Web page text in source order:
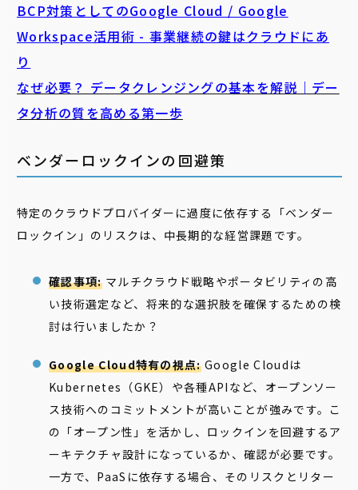
BCP対策としてのGoogle Cloud / Google
Workspace活用術 - 事業継続の鍵はクラウドにあ
り
なぜ必要？ データクレンジングの基本を解説｜デー
タ分析の質を高める第一歩
ベンダーロックインの回避策
特定のクラウドプロバイダーに過度に依存する「ベンダー
ロックイン」のリスクは、中長期的な経営課題です。
確認事項:マルチクラウド戦略やポータビリティの高
い技術選定など、将来的な選択肢を確保するための検
討は行いましたか？
Google Cloud特有の視点:Google Cloudは
Kubernetes（GKE）や各種APIなど、オープンソー
ス技術へのコミットメントが高いことが強みです。こ
の「オープン性」を活かし、ロックインを回避するア
ーキテクチャ設計になっているか、確認が必要です。
一方で、PaaSに依存する場合、そのリスクとリター